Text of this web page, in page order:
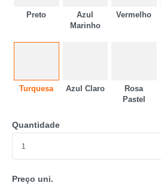
Preto
Azul
Marinho
Vermelho
Turquesa Azul Claro
Rosa
Pastel
Quantidade
Preço uni.
CATEGORIA
EAN
MARCA